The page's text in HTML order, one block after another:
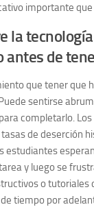
importante que
la
antes de
que tener que
sentirse
completarlo.
de deserción
estudiantes
y luego se
o tutoriales
tiempo por